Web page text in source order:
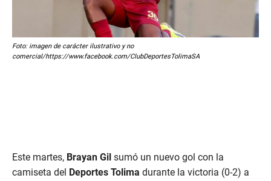
Foto: imagen de carácter ilustrativo y no
comercial/https://www.facebook.com/ClubDeportesTolimaSA
Este martes, Brayan Gil sumó un nuevo gol con la
camiseta del Deportes Tolima durante la victoria (0-2) a